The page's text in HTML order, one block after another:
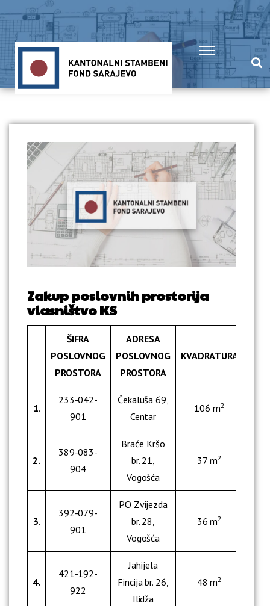
Zakup poslovnih prostorija
vlasništvo KS
ŠIFRA
POSLOVNOG
PROSTORA
ADRESA
POSLOVNOG
PROSTORA
KVADRATURA
1.
233-042-
901
Čekaluša 69,
Centar
106 m2
2.
389-083-
904
Braće Kršo
br. 21,
Vogošća
37 m2
3.
392-079-
901
PO Zvijezda
br. 28,
Vogošća
36 m2
4.
421-192-
922
Jahijela
Fincija br. 26,
Ilidža
48 m2